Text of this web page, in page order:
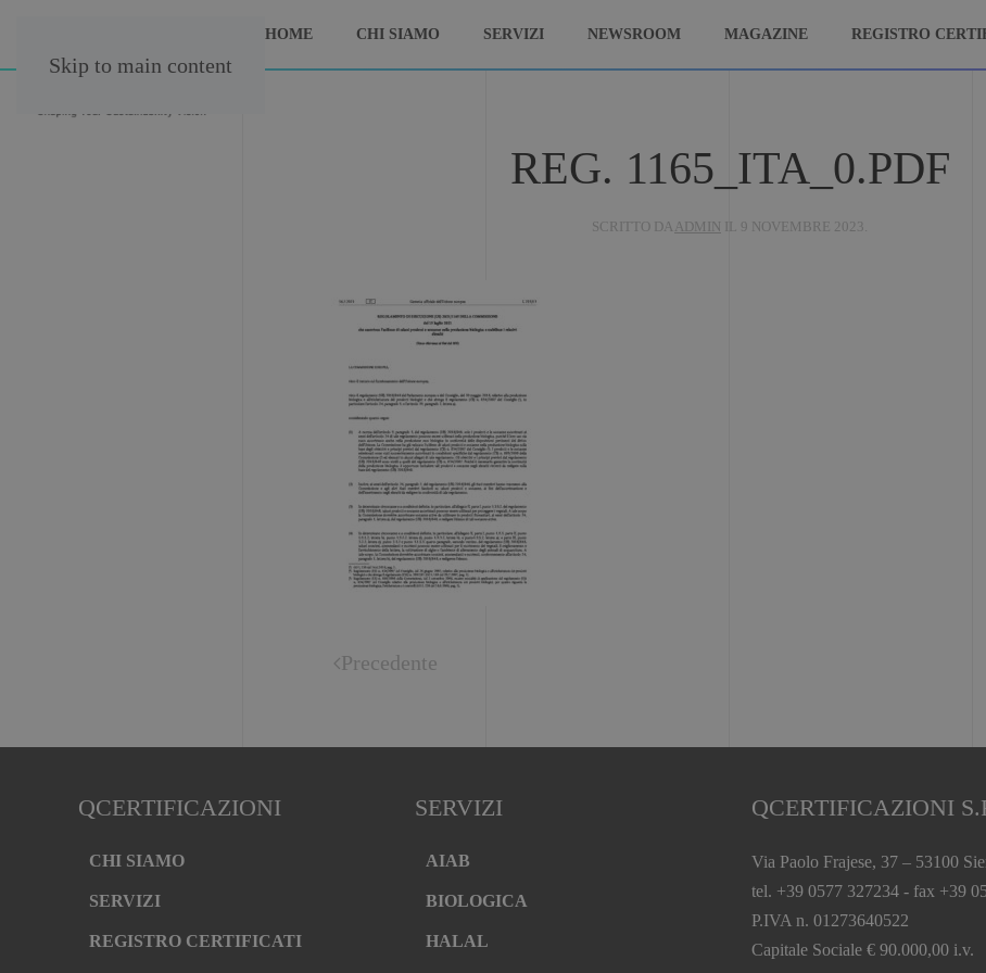
Skip to main content
HOME CHI SIAMO SERVIZI NEWSROOM MAGAZINE REGISTRO
REG. 1165_ITA_0.PDF
SCRITTO DA ADMIN IL 9 NOVEMBRE 2023.
Precedente
QCERTIFICAZIONI
CHI SIAMO
SERVIZI
REGISTRO CERTIFICATI
SERVIZI
AIAB
BIOLOGICA
HALAL
QCERTIFICAZIONI
Via Paolo Frajese, 37 – 53100
tel. +39 0577 327234 - fax +39
P.IVA n. 01273640522
Capitale Sociale € 90.000,00 i.v.